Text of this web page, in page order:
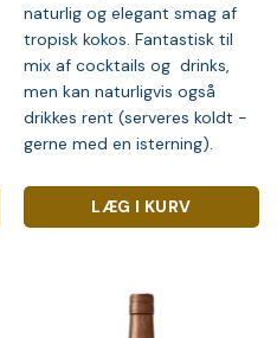
naturlig og elegant smag af
tropisk kokos. Fantastisk til
mix af cocktails og drinks,
men kan naturligvis også
drikkes rent (serveres koldt -
gerne med en isterning).
LÆG I KURV